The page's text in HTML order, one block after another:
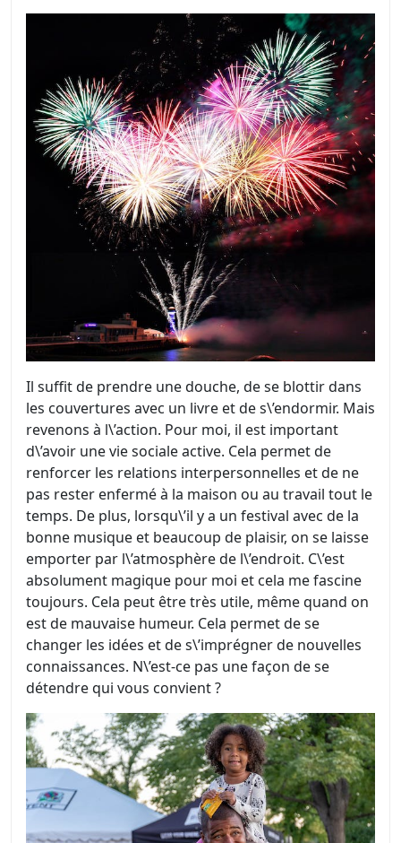
Il suffit de prendre une douche, de se blottir dans
les couvertures avec un livre et de s\’endormir. Mais
revenons à l\’action. Pour moi, il est important
d\’avoir une vie sociale active. Cela permet de
renforcer les relations interpersonnelles et de ne
pas rester enfermé à la maison ou au travail tout le
temps. De plus, lorsqu\’il y a un festival avec de la
bonne musique et beaucoup de plaisir, on se laisse
emporter par l\’atmosphère de l\’endroit. C\’est
absolument magique pour moi et cela me fascine
toujours. Cela peut être très utile, même quand on
est de mauvaise humeur. Cela permet de se
changer les idées et de s\’imprégner de nouvelles
connaissances. N\’est-ce pas une façon de se
détendre qui vous convient ?